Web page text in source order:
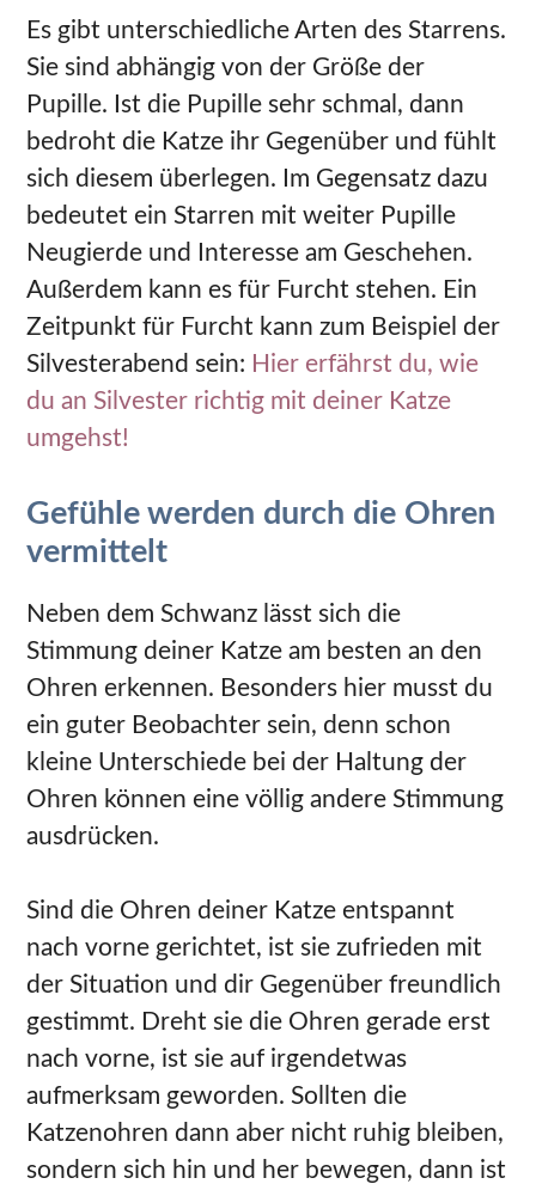
Es gibt unterschiedliche Arten des Starrens.
Sie sind abhängig von der Größe der
Pupille. Ist die Pupille sehr schmal, dann
bedroht die Katze ihr Gegenüber und fühlt
sich diesem überlegen. Im Gegensatz dazu
bedeutet ein Starren mit weiter Pupille
Neugierde und Interesse am Geschehen.
Außerdem kann es für Furcht stehen. Ein
Zeitpunkt für Furcht kann zum Beispiel der
Silvesterabend sein: Hier erfährst du, wie
du an Silvester richtig mit deiner Katze
umgehst!
Gefühle werden durch die Ohren
vermittelt
Neben dem Schwanz lässt sich die
Stimmung deiner Katze am besten an den
Ohren erkennen. Besonders hier musst du
ein guter Beobachter sein, denn schon
kleine Unterschiede bei der Haltung der
Ohren können eine völlig andere Stimmung
ausdrücken.
Sind die Ohren deiner Katze entspannt
nach vorne gerichtet, ist sie zufrieden mit
der Situation und dir Gegenüber freundlich
gestimmt. Dreht sie die Ohren gerade erst
nach vorne, ist sie auf irgendetwas
aufmerksam geworden. Sollten die
Katzenohren dann aber nicht ruhig bleiben,
sondern sich hin und her bewegen, dann ist